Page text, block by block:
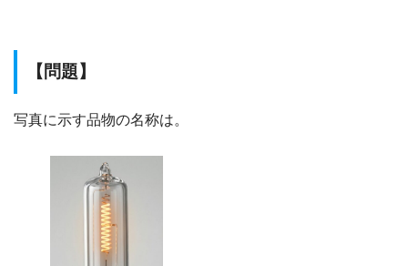
【問題】
写真に示す品物の名称は。